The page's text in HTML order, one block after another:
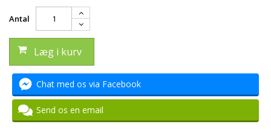
Antal
Læg i kurv
Chat med os via Facebook
Send os en email